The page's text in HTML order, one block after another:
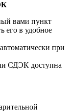
вами пункт
его в удобное
при
СДЭК доступна